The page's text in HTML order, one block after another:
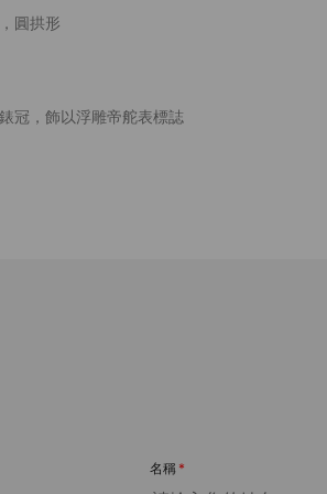
圓拱形
冠，飾以浮雕帝舵表標誌
名稱 *